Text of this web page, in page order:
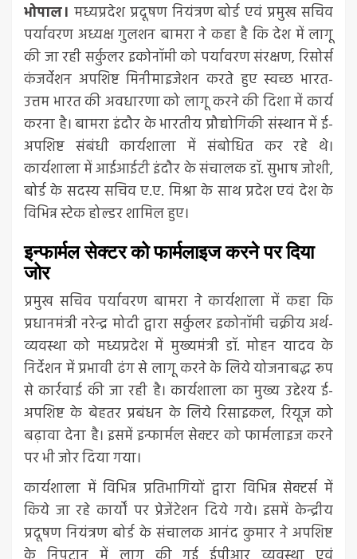
भोपाल। मध्यप्रदेश प्रदूषण नियंत्रण बोर्ड एवं प्रमुख सचिव
पर्यावरण अध्यक्ष गुलशन बामरा ने कहा है कि देश में लागू
की जा रही सर्कुलर इकोनॉमी को पर्यावरण संरक्षण, रिसोर्स
कंजर्वेशन अपशिष्ट मिनीमाइजेशन करते हुए स्वच्छ भारत-
उत्तम भारत की अवधारणा को लागू करने की दिशा में कार्य
करना है। बामरा इंदौर के भारतीय प्रौद्योगिकी संस्थान में ई-
अपशिष्ट संबंधी कार्यशाला में संबोधित कर रहे थे।
कार्यशाला में आईआईटी इंदौर के संचालक डॉ. सुभाष जोशी,
बोर्ड के सदस्य सचिव ए.ए. मिश्रा के साथ प्रदेश एवं देश के
विभिन्न स्टेक होल्डर शामिल हुए।
इन्फार्मल सेक्टर को फार्मलाइज करने पर दिया
जोर
प्रमुख सचिव पर्यावरण बामरा ने कार्यशाला में कहा कि
प्रधानमंत्री नरेन्द्र मोदी द्वारा सर्कुलर इकोनॉमी चक्रीय अर्थ-
व्यवस्था को मध्यप्रदेश में मुख्यमंत्री डॉ. मोहन यादव के
निर्देशन में प्रभावी ढंग से लागू करने के लिये योजनाबद्ध रूप
से कार्रवाई की जा रही है। कार्यशाला का मुख्य उद्देश्य ई-
अपशिष्ट के बेहतर प्रबंधन के लिये रिसाइकल, रियूज को
बढ़ावा देना है। इसमें इन्फार्मल सेक्टर को फार्मलाइज करने
पर भी जोर दिया गया।
कार्यशाला में विभिन्न प्रतिभागियों द्वारा विभिन्न सेक्टर्स में
किये जा रहे कार्यों पर प्रेजेंटेशन दिये गये। इसमें केन्द्रीय
प्रदूषण नियंत्रण बोर्ड के संचालक आनंद कुमार ने अपशिष्ट